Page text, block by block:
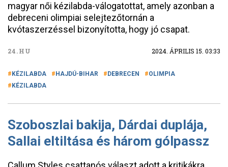
magyar női kézilabda-válogatottat, amely azonban a
debreceni olimpiai selejtezőtornán a
kvótaszerzéssel bizonyította, hogy jó csapat.
24.HU 2024. ÁPRILIS 15. 03:33
KÉZILABDA HAJDÚ-BIHAR DEBRECEN
OLIMPIA
KÉZILABDA
Szoboszlai bakija, Dárdai duplája,
Sallai eltiltása és három gólpassz